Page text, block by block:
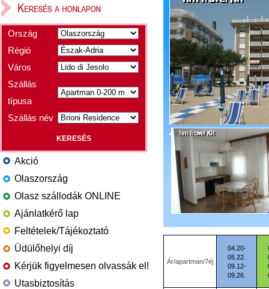
Ár/apartman/7éj
04.20-
05.22.
09.12-
09.26.
Ország
Régió
Város
Szállás
típusa
Szállás név
Akció
Olaszország
Olasz szállodák ONLINE
Ajánlatkérő lap
Feltételek/Tájékoztató
Üdülőhelyi díj
Kérjük figyelmesen olvassák el!
Utasbiztosítás